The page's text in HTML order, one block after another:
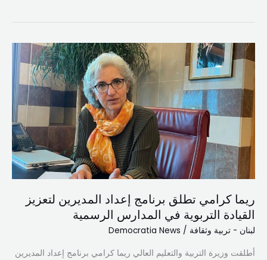
ريما كرامي تطلق برنامج إعداد المديرين لتعزيز
القيادة التربوية في المدارس الرسمية
لبنان - تربية وثقافة /
Democratia News
أطلقت وزيرة التربية والتعليم العالي ريما كرامي برنامج إعداد المديرين
ريما
كرامي
تطلق
برنامج
إعداد
المديرين
لتعزيز
القيادة
التربوية
المدارس
الرسمية